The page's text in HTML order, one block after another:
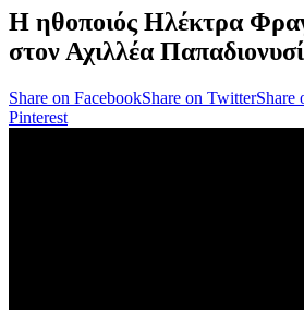
Η ηθοποιός Ηλέκτρα
στον Αχιλλέα
Share on FacebookShare on TwitterShare
Pinterest